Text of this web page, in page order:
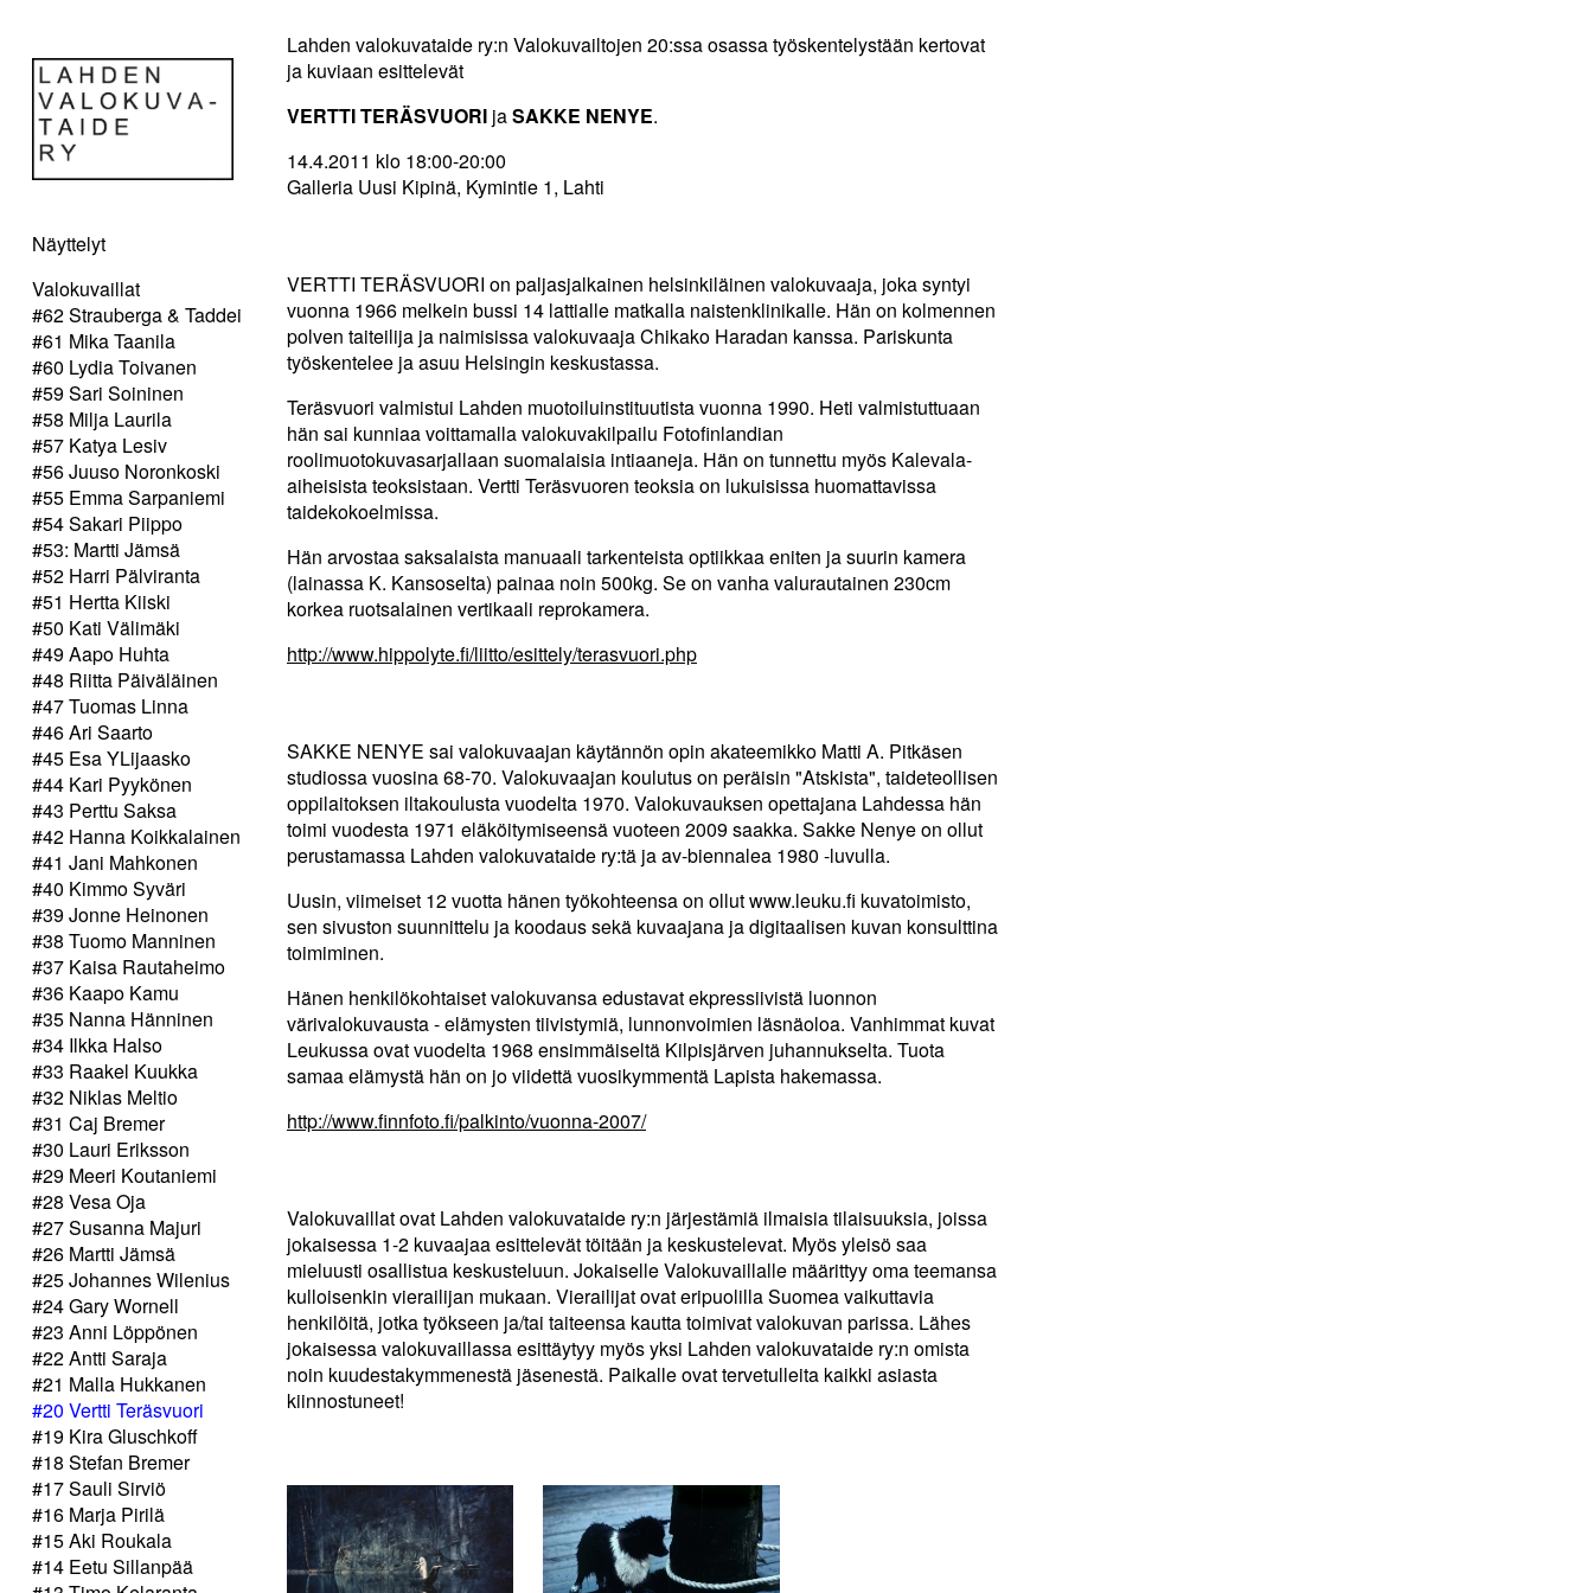
Näyttelyt
Valokuvaillat
#62 Strauberga & Taddei
#61 Mika Taanila
#60 Lydia Toivanen
#59 Sari Soininen
#58 Milja Laurila
#57 Katya Lesiv
#56 Juuso Noronkoski
#55 Emma Sarpaniemi
#54 Sakari Piippo
#53: Martti Jämsä
#52 Harri Pälviranta
#51 Hertta Kiiski
#50 Kati Välimäki
#49 Aapo Huhta
#48 Riitta Päiväläinen
#47 Tuomas Linna
#46 Ari Saarto
#45 Esa YLijaasko
#44 Kari Pyykönen
#43 Perttu Saksa
#42 Hanna Koikkalainen
#41 Jani Mahkonen
#40 Kimmo Syväri
#39 Jonne Heinonen
#38 Tuomo Manninen
#37 Kaisa Rautaheimo
#36 Kaapo Kamu
#35 Nanna Hänninen
#34 Ilkka Halso
#33 Raakel Kuukka
#32 Niklas Meltio
#31 Caj Bremer
#30 Lauri Eriksson
#29 Meeri Koutaniemi
#28 Vesa Oja
#27 Susanna Majuri
#26 Martti Jämsä
#25 Johannes Wilenius
#24 Gary Wornell
#23 Anni Löppönen
#22 Antti Saraja
#21 Malla Hukkanen
#20 Vertti Teräsvuori
#19 Kira Gluschkoff
#18 Stefan Bremer
#17 Sauli Sirviö
#16 Marja Pirilä
#15 Aki Roukala
#14 Eetu Sillanpää
Lahden valokuvataide ry:n Valokuvailtojen 20:ssa osassa työskentelystään kertovat
ja kuviaan esittelevät
VERTTI TERÄSVUORI jaSAKKE NENYE.
14.4.2011 klo 18:00-20:00
Galleria Uusi Kipinä, Kymintie 1, Lahti
VERTTI TERÄSVUORI on paljasjalkainen helsinkiläinen valokuvaaja, joka syntyi
vuonna 1966 melkein bussi 14 lattialle matkalla naistenklinikalle. Hän on kolmennen
polven taiteilija ja naimisissa valokuvaaja Chikako Haradan kanssa. Pariskunta
työskentelee ja asuu Helsingin keskustassa.
Teräsvuori valmistui Lahden muotoiluinstituutista vuonna 1990. Heti valmistuttuaan
hän sai kunniaa voittamalla valokuvakilpailu Fotofinlandian
roolimuotokuvasarjallaan suomalaisia intiaaneja. Hän on tunnettu myös Kalevala-
aiheisista teoksistaan. Vertti Teräsvuoren teoksia on lukuisissa huomattavissa
taidekokoelmissa.
Hän arvostaa saksalaista manuaali tarkenteista optiikkaa eniten ja suurin kamera
(lainassa K. Kansoselta) painaa noin 500kg. Se on vanha valurautainen 230cm
korkea ruotsalainen vertikaali reprokamera.
http://www.hippolyte.fi/liitto/esittely/terasvuori.php
SAKKE NENYE sai valokuvaajan käytännön opin akateemikko Matti A. Pitkäsen
studiossa vuosina 68-70. Valokuvaajan koulutus on peräisin "Atskista", taideteollisen
oppilaitoksen iltakoulusta vuodelta 1970. Valokuvauksen opettajana Lahdessa hän
toimi vuodesta 1971 eläköitymiseensä vuoteen 2009 saakka. Sakke Nenye on ollut
perustamassa Lahden valokuvataide ry:tä ja av-biennalea 1980 -luvulla.
Uusin, viimeiset 12 vuotta hänen työkohteensa on ollut www.leuku.fi kuvatoimisto,
sen sivuston suunnittelu ja koodaus sekä kuvaajana ja digitaalisen kuvan konsulttina
toimiminen.
Hänen henkilökohtaiset valokuvansa edustavat ekpressiivistä luonnon
värivalokuvausta - elämysten tiivistymiä, lunnonvoimien läsnäoloa. Vanhimmat kuvat
Leukussa ovat vuodelta 1968 ensimmäiseltä Kilpisjärven juhannukselta. Tuota
samaa elämystä hän on jo viidettä vuosikymmentä Lapista hakemassa.
http://www.finnfoto.fi/palkinto/vuonna-2007/
Valokuvaillat ovat Lahden valokuvataide ry:n järjestämiä ilmaisia tilaisuuksia, joissa
jokaisessa 1-2 kuvaajaa esittelevät töitään ja keskustelevat. Myös yleisö saa
mieluusti osallistua keskusteluun. Jokaiselle Valokuvaillalle määrittyy oma teemansa
kulloisenkin vierailijan mukaan. Vierailijat ovat eripuolilla Suomea vaikuttavia
henkilöitä, jotka työkseen ja/tai taiteensa kautta toimivat valokuvan parissa. Lähes
jokaisessa valokuvaillassa esittäytyy myös yksi Lahden valokuvataide ry:n omista
noin kuudestakymmenestä jäsenestä. Paikalle ovat tervetulleita kaikki asiasta
kiinnostuneet!